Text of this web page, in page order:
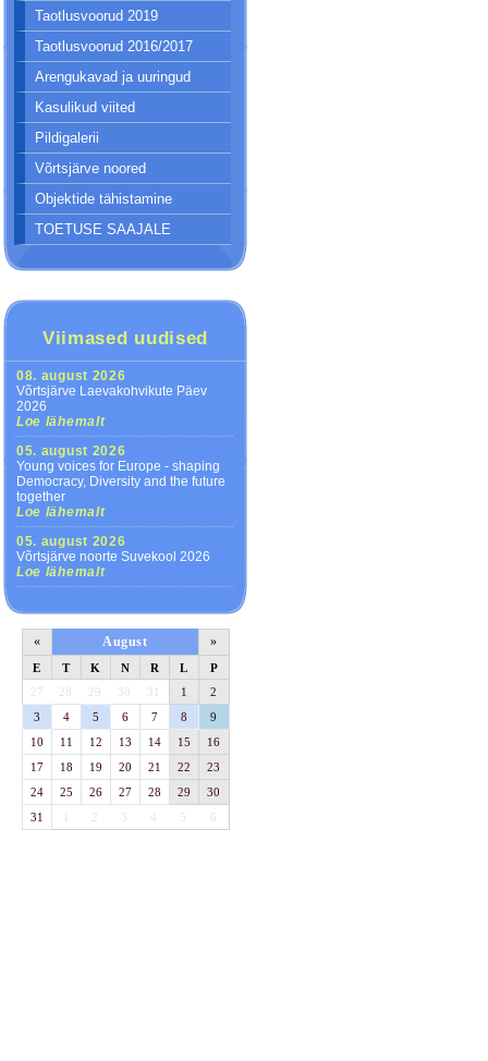
Taotlusvoorud 2019
Taotlusvoorud 2016/2017
Arengukavad ja uuringud
Kasulikud viited
Pildigalerii
Võrtsjärve noored
Objektide tähistamine
TOETUSE SAAJALE
Viimased uudised
08. august 2026
Võrtsjärve Laevakohvikute Päev
2026
Loe lähemalt
05. august 2026
Young voices for Europe - shaping
Democracy, Diversity and the future
together
Loe lähemalt
05. august 2026
Võrtsjärve noorte Suvekool 2026
Loe lähemalt
« August »
E T K N R L
P
27
28 29 30 31 1
2
3
4 5 6 7 8
9
10
11 12 13 14 15
16
17
18 19 20 21 22
23
24
25 26 27 28 29
30
31
1 3 4 5 6